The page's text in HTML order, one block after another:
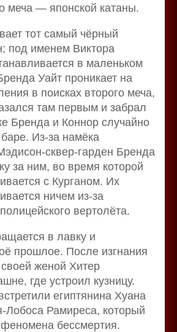
меча — японской катаны.
тот самый чёрный
под именем Виктора
в маленьком
Уайт проникает на
в поисках второго меча,
там первым и забрал
Бренда и Коннор случайно
Из-за намёка
сквер-гарден Бренда
за ним, во время которой
с Курганом. Их
ничем из-за
вертолёта.
в лавку и
прошлое. После изгнания
женой Хитер
где устроил кузницу.
египтянина Хуана
Лобоса Рамиреса, который
бессмертия.